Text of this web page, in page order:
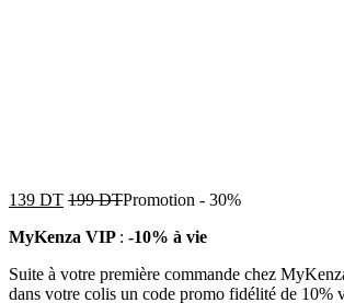
139 DT 199DTPromotion - 30%
MyKenza VIP : -10% à vie
Suite à votre première commande chez
dans votre colis un code promo fidélité de 10%